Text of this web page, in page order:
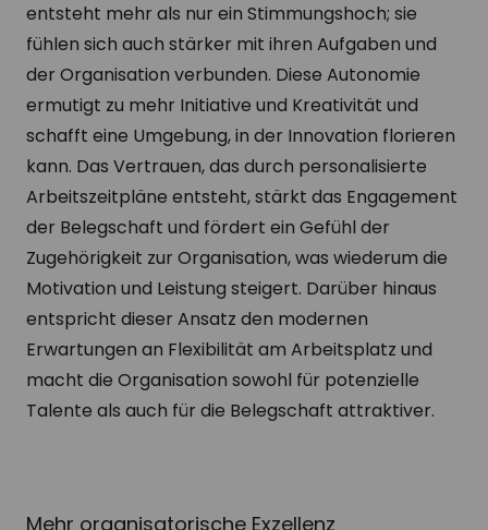
entsteht mehr als nur ein Stimmungshoch; sie
fühlen sich auch stärker mit ihren Aufgaben und
der Organisation verbunden. Diese Autonomie
ermutigt zu mehr Initiative und Kreativität und
schafft eine Umgebung, in der Innovation florieren
kann. Das Vertrauen, das durch personalisierte
Arbeitszeitpläne entsteht, stärkt das Engagement
der Belegschaft und fördert ein Gefühl der
Zugehörigkeit zur Organisation, was wiederum die
Motivation und Leistung steigert. Darüber hinaus
entspricht dieser Ansatz den modernen
Erwartungen an Flexibilität am Arbeitsplatz und
macht die Organisation sowohl für potenzielle
Talente als auch für die Belegschaft attraktiver.
Mehr organisatorische Exzellenz